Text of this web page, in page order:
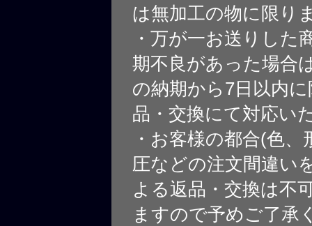
は無加工の物に限り
・万が一お送りした
期不良があった場合
の納期から7日以内
品・交換にて対応い
・お客様の都合(色、
圧などの注文間違い
よる返品・交換は不
ますので予めご了承